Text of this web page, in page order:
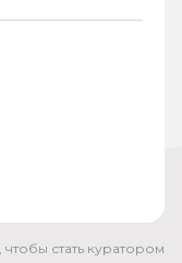
, чтобы стать куратором